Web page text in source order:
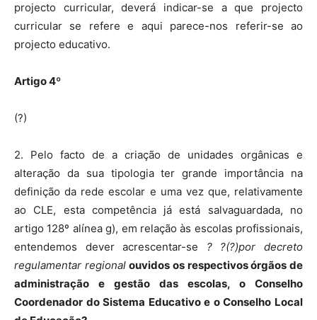
projecto curricular, deverá indicar-se a que projecto
curricular se refere e aqui parece-nos referir-se ao
projecto educativo.
Artigo 4º
(?)
2. Pelo facto de a criação de unidades orgânicas e
alteração da sua tipologia ter grande importância na
definição da rede escolar e uma vez que, relativamente
ao CLE, esta competência já está salvaguardada, no
artigo 128º alínea g), em relação às escolas profissionais,
entendemos dever acrescentar-se ? ?(?)por decreto
regulamentar regional ouvidos os respectivos órgãos de
administração e gestão das escolas, o Conselho
Coordenador do Sistema Educativo e o Conselho Local